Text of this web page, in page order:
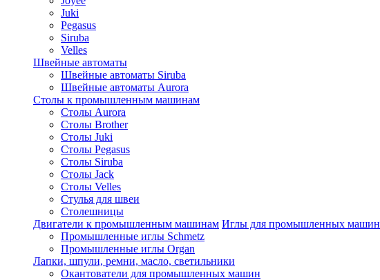
Juki
Pegasus
Siruba
Velles
Швейные автоматы
Швейные автоматы Siruba
Швейные автоматы Aurora
Столы к промышленным машинам
Столы Aurora
Столы Brother
Столы Juki
Столы Pegasus
Столы Siruba
Столы Jack
Столы Velles
Стулья для швеи
Столешницы
Двигатели к промышленным машинам Иглы для промышленных машин
Промышленные иглы Schmetz
Промышленные иглы Organ
Лапки, шпули, ремни, масло, светильники
Окантователи для промышленных машин